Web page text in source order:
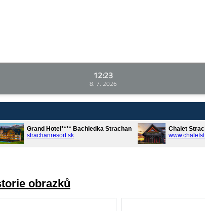
12:23
8. 7. 2026
Grand Hotel**** Bachledka Strachan
strachanresort.sk
Chalet
obrazků